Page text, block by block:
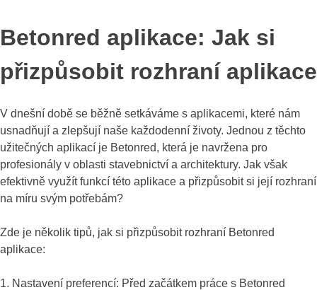
Betonred aplikace: Jak si
přizpůsobit rozhraní aplikace
V dnešní době se běžně setkáváme s aplikacemi, které nám
usnadňují a zlepšují naše každodenní životy. Jednou z těchto
užitečných aplikací je Betonred, která je navržena pro
profesionály v oblasti stavebnictví a architektury. Jak však
efektivně využít funkcí této aplikace a přizpůsobit si její rozhraní
na míru svým potřebám?
Zde je několik tipů, jak si přizpůsobit rozhraní Betonred
aplikace:
1. Nastavení preferencí: Před začátkem práce s Betonred